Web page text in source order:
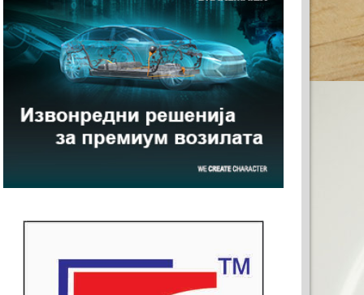
ЗА ВАШАТА РЕКЛАМА
ЗА ВАШАТА РЕКЛАМА